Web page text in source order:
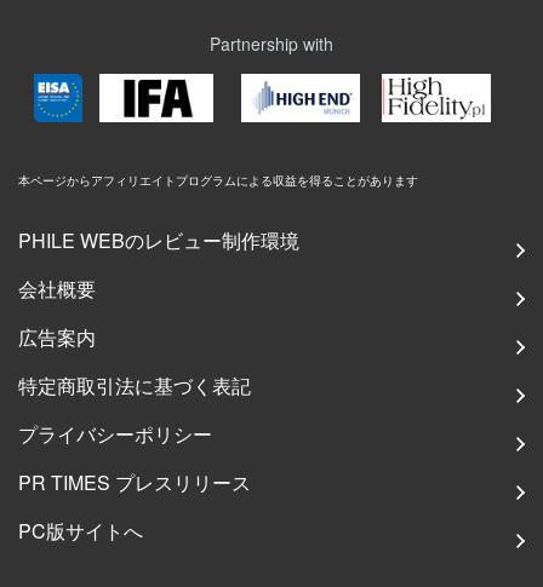
Partnership with
本ページからアフィリエイトプログラムによる収益を得ることがあります
PHILE WEBのレビュー制作環境
会社概要
広告案内
特定商取引法に基づく表記
プライバシーポリシー
PR TIMES プレスリリース
PC版サイトへ